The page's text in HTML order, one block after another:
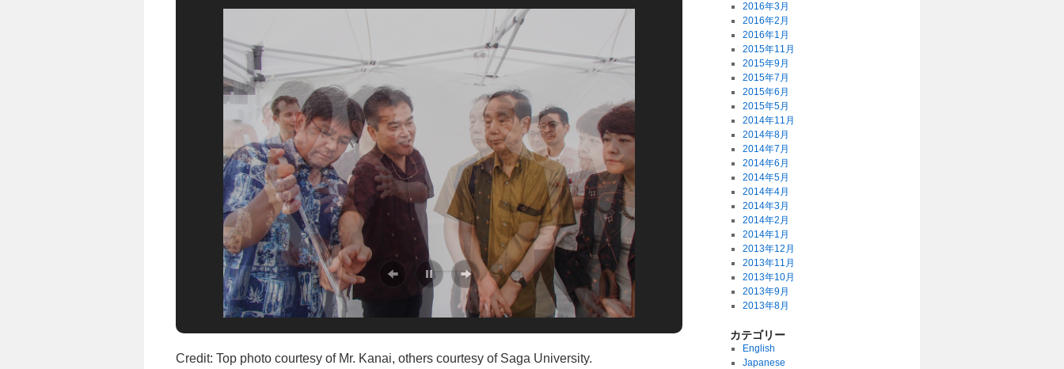
Credit: Top photo courtesy of Mr. Kanai, others courtesy of Saga University.
2016年3月
2016年2月
2016年1月
2015年11月
2015年9月
2015年7月
2015年6月
2015年5月
2014年11月
2014年8月
2014年7月
2014年6月
2014年5月
2014年4月
2014年3月
2014年2月
2014年1月
2013年12月
2013年11月
2013年10月
2013年9月
2013年8月
カテゴリー
English
Japanese